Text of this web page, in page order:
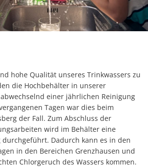
hohe Qualität unseres Trinkwassers zu
die Hochbehälter in unserer
einer jährlichen Reinigung
Tagen war dies beim
der Fall. Zum Abschluss der
wird im Behälter eine
Dadurch kann es in den
in den Bereichen Grenzhausen und
Chlorgeruch des Wassers kommen.